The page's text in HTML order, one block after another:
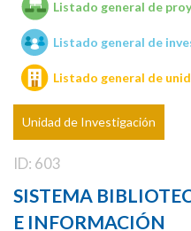
Unidades de
Listado general de
Listado general de
Listado general de
Unidad de Investigación
ID: 603
SISTEMA
E INFORMACIÓN